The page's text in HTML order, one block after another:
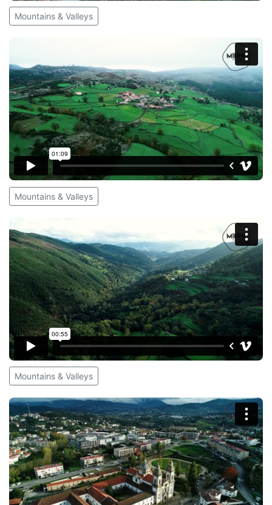
Mountains & Valleys
Mountains & Valleys
Mountains & Valleys